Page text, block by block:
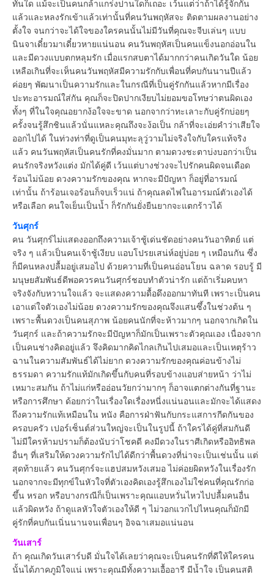
ทันใด แม้จะเป็นคนกล้าแกร่งปานใดก็เถอะ เว้นแต่ว่าถ้าได้รู้จักกัน
แล้วและหลงรักเข้าแล้วเท่านั้นที่คนวันพฤหัสจะ ติดตามผลงานอย่าง
ตั้งใจ จนกว่าจะได้ใจของใครคนนั้นไม่มีวันที่คุณจะจีบเล่นๆ แบบ
นินจาเดี๋ยวมาเดี๋ยวหายแน่นอน คนวันพฤหัสเป็นคนแข็งนอกอ่อนใน
และมีดวงแบบตกหลุมรัก เมื่อแรกสบตาได้มากกว่าคนเกิดวันใด น้อย
เหลือเกินที่จะเห็นคนวันพฤหัสมีความรักกับเพื่อนที่คบกันนานปีแล้ว
ค่อยๆ พัฒนาเป็นความรักและในกรณีที่เป็นคู่รักกันแล้วหากมีเรื่อง
ปะทะอารมณ์ใส่กัน คุณก็จะปิดปากเงียบไม่ยอมขอโทษว่าตนผิดเอง
ทั้งๆ ที่ในใจคุณอยากง้อใจจะขาด นอกจากว่าทะเลาะกับคู่รักบ่อยๆ
ครั้งจนรู้สึกชินแล้วนั่นแหละคุณถึงจะง้อเป็น กล้าที่จะเอ่ยคำว่าเสียใจ
ออกไปได้ ในท่วงท่าที่ดูเป็นคนมุทะลุวู่วามไม่จริงใจกับใครแท้จริง
แล้ว คนวันพฤหัสเป็นคนรักที่คงมั่นมาก ตามดวงชะตาบ่งบอกว่าเป็น
คนรักจริงหวังแต่ง มักได้คู่ดี เว้นแต่บางช่วงจะไปรักคนผิดจนเดือด
ร้อนไม่น้อย ดวงความรักของคุณ หากจะมีปัญหา ก็อยู่ที่อารมณ์
เท่านั้น ถ้าร้อนเจอร้อนก็จบเร็วแน่ ถ้าคุณลดไฟในอารมณ์ตัวเองได้
หรือเลือก คนใจเย็นเป็นน้ำ ก็รักกันยั่งยืนยากจะแตกร้าวได้
วันศุกร์
คน วันศุกร์ไม่แสดงออกถึงความเจ้าชู้เด่นชัดอย่างคนวันอาทิตย์ แต่
จริง ๆ แล้วเป็นคนเจ้าชู้เงียบ แอบโปรยเสน่ห์อยู่บ่อย ๆ เหมือนกัน ซึ่ง
ก็มีคนหลงปลื้มอยู่เสมอไป ด้วยความที่เป็นคนอ่อนโยน ฉลาด รอบรู้ มี
มนุษยสัมพันธ์ดีพอควรคนวันศุกร์ชอบทำตัวน่ารัก แต่ถ้าเริ่มคบหา
จริงจังกับหวานใจแล้ว จะแสดงความดื้อดึงออกมาทันที เพราะเป็นคน
เอาแต่ใจตัวเองไม่น้อย ดวงความรักของคุณจึงแสนซึ้งในช่วงต้น ๆ
เพราะพื้นดวงเป็นคนสุภาพ น้อยคนนักที่จะห้าวมากๆ นอกจากเกิดใน
วันศุกร์ และถ้าความรักจะมีปัญหาก็มักเป็นเพราะตัวคุณเอง เนื่องจาก
เป็นคนช่างคิดอยู่แล้ว จึงคิดมากคิดไกลเกินไปเสมอและเป็นเหตุร้าว
ฉานในความสัมพันธ์ได้ไม่ยาก ดวงความรักของคุณค่อนข้างไม่
ธรรมดา ความรักแท้มักเกิดขึ้นกับคนที่รอบข้างแอบส่ายหน้า ว่าไม่
เหมาะสมกัน ถ้าไม่แก่หรืออ่อนวัยกว่ามากๆ ก็อาจแตกต่างกันที่ฐานะ
หรือการศึกษา ด้อยกว่าในเรื่องใดเรื่องหนี่งแน่นอนและมักจะได้แสดง
ถึงความรักแท้เหมือนใน หนัง คือการฝ่าฟันกับกระแสการกีดกันของ
ครอบครัว เปอร์เซ็นต์ส่วนใหญ่จะเป็นในรูปนี้ ถ้าใครได้คู่ที่สมกันดี
ไม่มีใครห้ามปรามก็ต้องนับว่าโชคดี คงมีดวงในราศีเกิดหรืออิทธิพล
อื่นๆ ที่เสริมให้ดวงความรักไปได้ดีกว่าพื้นดวงที่น่าจะเป็นเช่นนั้น แต่
สุดท้ายแล้ว คนวันศุกร์จะแฮปสมหวังเสมอ ไม่ค่อยผิดหวังในเรื่องรัก
นอกจากจะมีทุกข์ในหัวใจที่ตัวเองคิดเองรู้สึกเองไม่ใช่คนที่คุณรักก่อ
ขึ้น หรอก หรือบางกรณีก็เป็นเพราะคุณแอบหวั่นไหวไปปลื้มคนอื่น
แล้วผิดหวัง ถ้าดูแลหัวใจตัวเองให้ดี ๆ ไม่วอกแวกไปไหนคุณก็มักมี
คู่รักที่คบกันเนิ่นนานจนเพื่อนๆ อิจฉาเสมอแน่นอน
วันเสาร์
ถ้า คุณเกิดวันเสาร์บดี มั่นใจได้เลยว่าคุณจะเป็นคนรักที่ดีให้ใครคน
นั้นได้ภาคภูมิใจแน่ เพราะคุณมีทั้งความเอื้ออารี มีน้ำใจ เป็นคนสติ